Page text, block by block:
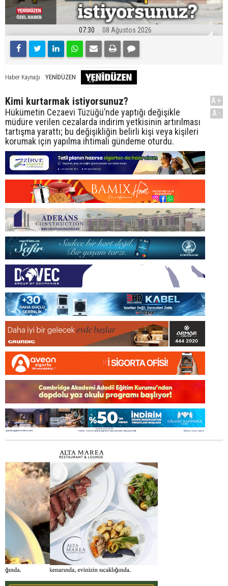
07:30 08 Ağustos 2026
Haber Kaynağı YENİDÜZEN
Kimi kurtarmak istiyorsunuz?
Hükümetin Cezaevi Tüzüğü’nde yaptığı değişikle
müdüre verilen cezalarda indirim yetkisinin artırılması
tartışma yarattı; bu değişikliğin belirli kişi veya kişileri
korumak için yapılma ihtimali gündeme oturdu.
A+
A-